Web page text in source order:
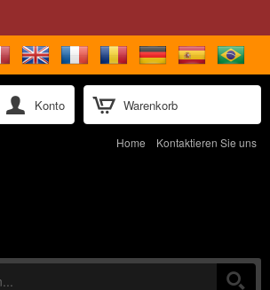
Warenkorb
Konto
Home Kontaktieren Sie uns